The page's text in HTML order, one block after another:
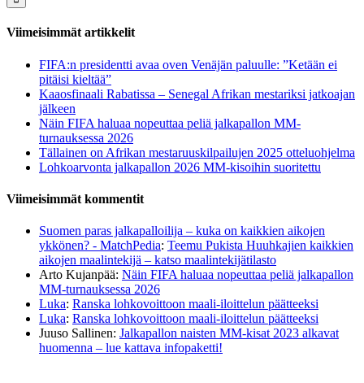
Viimeisimmät artikkelit
FIFA:n presidentti avaa oven Venäjän paluulle: ”Ketään ei
pitäisi kieltää”
Kaaosfinaali Rabatissa – Senegal Afrikan mestariksi jatkoajan
jälkeen
Näin FIFA haluaa nopeuttaa peliä jalkapallon MM-
turnauksessa 2026
Tällainen on Afrikan mestaruuskilpailujen 2025 otteluohjelma
Lohkoarvonta jalkapallon 2026 MM-kisoihin suoritettu
Viimeisimmät kommentit
Suomen paras jalkapalloilija – kuka on kaikkien aikojen
ykkönen? - MatchPedia: Teemu Pukista Huuhkajien kaikkien
aikojen maalintekijä – katso maalintekijätilasto
Arto Kujanpää: Näin FIFA haluaa nopeuttaa peliä jalkapallon
MM-turnauksessa 2026
Luka: Ranska lohkovoittoon maali-iloittelun päätteeksi
Luka: Ranska lohkovoittoon maali-iloittelun päätteeksi
Juuso Sallinen: Jalkapallon naisten MM-kisat 2023 alkavat
huomenna – lue kattava infopaketti!